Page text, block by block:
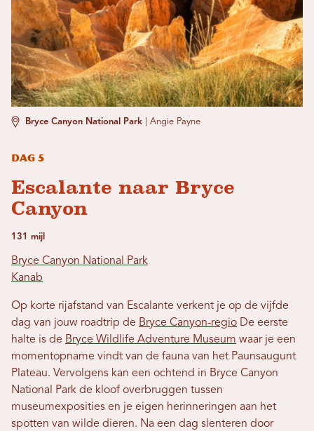
Bryce Canyon National Park Angie Payne
Dag 5
Escalante naar Bryce
Canyon
131 mijl
Bryce Canyon National Park
Kanab
Op korte rijafstand van Escalante verkent je op de vijfde
dag van jouw roadtrip de Bryce Canyon-regio De eerste
halte is de Bryce Wildlife Adventure Museum waar je een
momentopname vindt van de fauna van het Paunsaugunt
Plateau. Vervolgens kan een ochtend in Bryce Canyon
National Park de kloof overbruggen tussen
museumexposities en je eigen herinneringen aan het
spotten van wilde dieren. Na een dag slenteren door